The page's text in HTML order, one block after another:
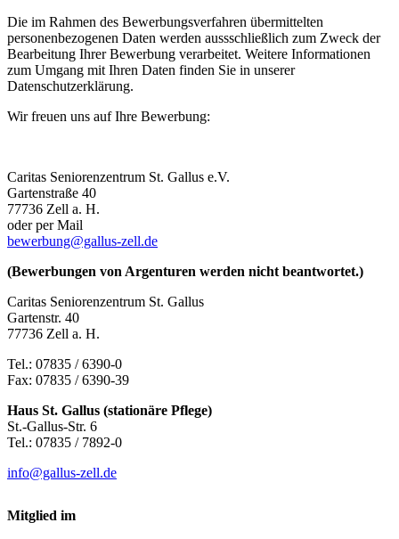
Die im Rahmen des Bewerbungsverfahren übermittelten
personenbezogenen Daten werden aussschließlich zum Zweck der
Bearbeitung Ihrer Bewerbung verarbeitet. Weitere Informationen
zum Umgang mit Ihren Daten finden Sie in unserer
Datenschutzerklärung.
Wir freuen uns auf Ihre Bewerbung:
Caritas Seniorenzentrum St. Gallus e.V.
Gartenstraße 40
77736 Zell a. H.
oder per Mail
bewerbung@gallus-zell.de
(Bewerbungen von Argenturen werden nicht beantwortet.)
Caritas Seniorenzentrum St. Gallus
Gartenstr. 40
77736 Zell a. H.
Tel.: 07835 / 6390-0
Fax: 07835 / 6390-39
Haus St. Gallus (stationäre Pflege)
St.-Gallus-Str. 6
Tel.: 07835 / 7892-0
info@gallus-zell.de
Mitglied im